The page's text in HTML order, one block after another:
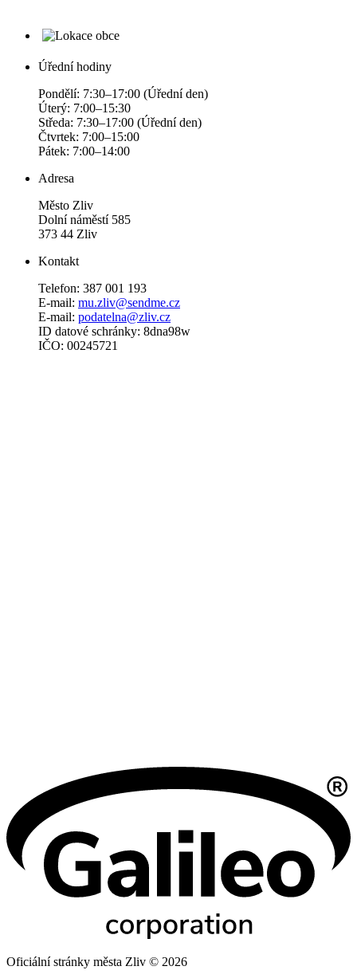
Úřední hodiny
Pondělí: 7:30–17:00 (Úřední den)
Úterý: 7:00–15:30
Středa: 7:30–17:00 (Úřední den)
Čtvrtek: 7:00–15:00
Pátek: 7:00–14:00
Adresa
Město Zliv
Dolní náměstí 585
373 44 Zliv
Kontakt
Telefon: 387 001 193
E-mail: mu.zliv@sendme.cz
E-mail: podatelna@zliv.cz
ID datové schránky: 8dna98w
IČO: 00245721
Oficiální stránky města Zliv © 2026